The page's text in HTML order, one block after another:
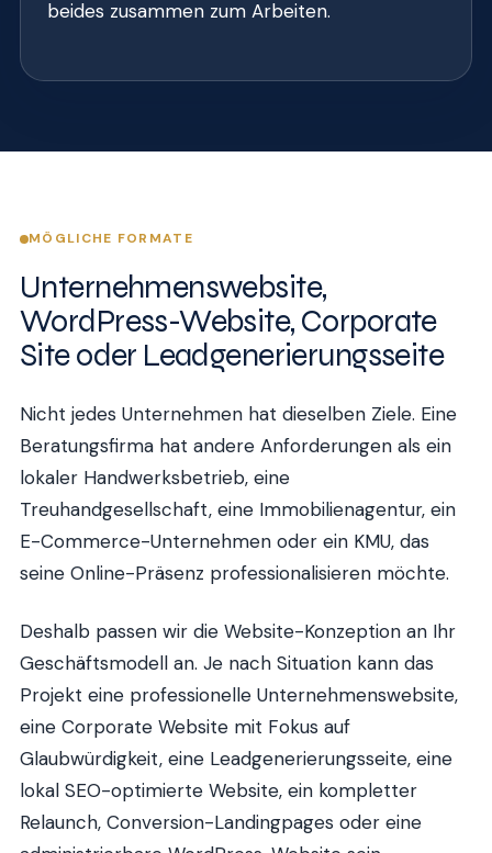
beides zusammen zum Arbeiten.
MÖGLICHE FORMATE
Unternehmenswebsite,
WordPress-Website, Corporate
Site oder Leadgenerierungsseite
Nicht jedes Unternehmen hat dieselben Ziele. Eine
Beratungsfirma hat andere Anforderungen als ein
lokaler Handwerksbetrieb, eine
Treuhandgesellschaft, eine Immobilienagentur, ein
E-Commerce-Unternehmen oder ein KMU, das
seine Online-Präsenz professionalisieren möchte.
Deshalb passen wir die Website-Konzeption an Ihr
Geschäftsmodell an. Je nach Situation kann das
Projekt eine professionelle Unternehmenswebsite,
eine Corporate Website mit Fokus auf
Glaubwürdigkeit, eine Leadgenerierungsseite, eine
lokal SEO-optimierte Website, ein kompletter
Relaunch, Conversion-Landingpages oder eine